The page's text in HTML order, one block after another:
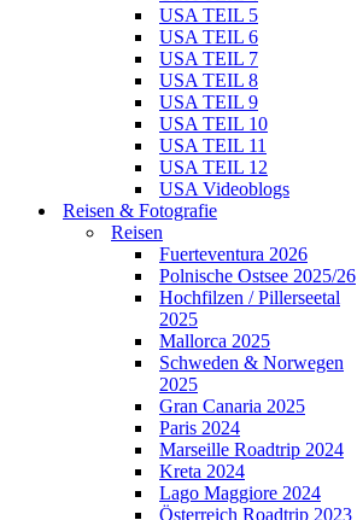
USA TEIL 5
USA TEIL 6
USA TEIL 7
USA TEIL 8
USA TEIL 9
USA TEIL 10
USA TEIL 11
USA TEIL 12
USA Videoblogs
Reisen & Fotografie
Reisen
Fuerteventura 2026
Polnische Ostsee 2025/26
Hochfilzen / Pillerseetal
2025
Mallorca 2025
Schweden & Norwegen
2025
Gran Canaria 2025
Paris 2024
Marseille Roadtrip 2024
Kreta 2024
Lago Maggiore 2024
Österreich Roadtrip 2023